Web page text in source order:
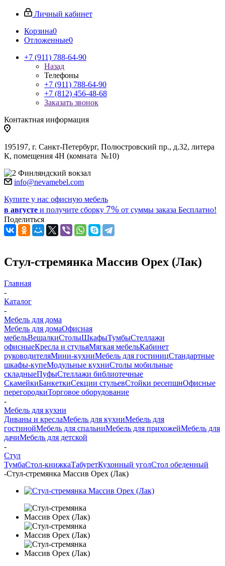
Личный кабинет
Корзина0
Отложенные0
+7 (911) 788-64-90
Назад
Телефоны
+7 (911) 788-64-90
+7 (812) 456-48-68
Заказать звонок
Контактная информация
195197, г. Санкт-Петербург, Полюстровский пр., д.32, литера
К, помещения 4Н (комната №10)
Финляндский вокзал
info@nevamebel.com
Купите у нас офисную мебель
в августе и получите сборку 7% от суммы заказа Бесплатно!
Поделиться
Стул-стремянка Массив Орех (Лак)
Главная
-
Каталог
-
Мебель для дома
Мебель для домаОфисная
мебельВешалкиСтолыШкафыТумбыСтеллажи
офисныеКресла и стульяМягкая мебельКабинет
руководителяМини-кухниМебель для гостиницСтандартные
шкафы-купеМодульные кухниСтолы мобильные
складныеПуфыСтеллажи библиотечные
СкамейкиБанкеткиСекции стульевСтойки ресепшнОфисные
перегородкиТорговое оборудование
-
Мебель для кухни
Диваны и креслаМебель для кухниМебель для
гостинойМебель для спальниМебель для прихожейМебель для
дачиМебель для детской
-
Стул
ТумбаСтол-книжкаТабуретКухонный уголСтол обеденный
-Стул-стремянка Массив Орех (Лак)